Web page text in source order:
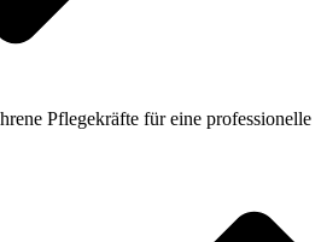
Pflegekräfte für eine professionelle